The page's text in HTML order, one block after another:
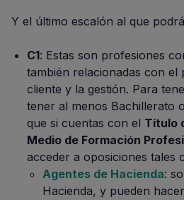
Y el último escalón al que
C1: Estas son profesiones
también relacionadas con el
cliente y la gestión. Para
tener al menos Bachillerato
que si cuentas con el Título
Medio de Formación
acceder a oposiciones tales
Agentes de Hacienda:
Hacienda, y pueden